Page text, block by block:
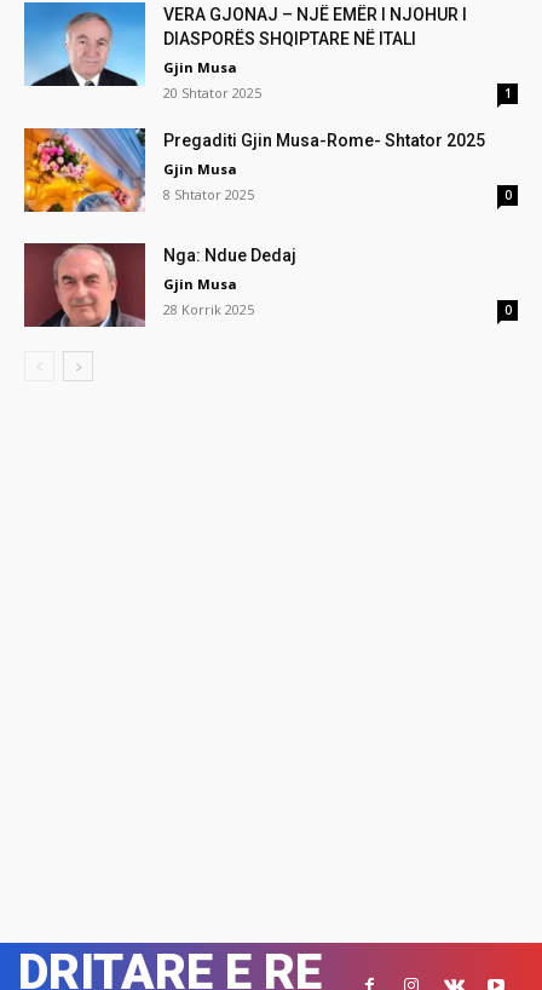
VERA GJONAJ – NJË EMËR I NJOHUR I
DIASPORËS SHQIPTARE NË ITALI
Gjin Musa
20 Shtator 2025
1
Pregaditi Gjin Musa-Rome- Shtator 2025
Gjin Musa
8 Shtator 2025
0
Nga: Ndue Dedaj
Gjin Musa
28 Korrik 2025
0
DRITARE E RE